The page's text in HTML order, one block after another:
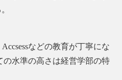
などの教育が丁寧にな
の水準の高さは経営学部の特